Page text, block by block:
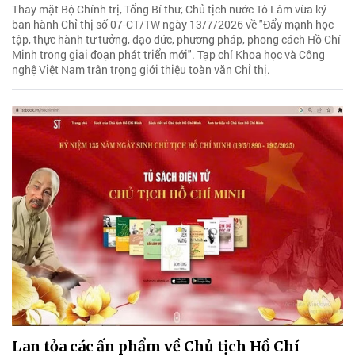
Thay mặt Bộ Chính trị, Tổng Bí thư, Chủ tịch nước Tô Lâm vừa ký
ban hành Chỉ thị số 07-CT/TW ngày 13/7/2026 về "Đẩy mạnh học
tập, thực hành tư tưởng, đạo đức, phương pháp, phong cách Hồ Chí
Minh trong giai đoạn phát triển mới". Tạp chí Khoa học và Công
nghệ Việt Nam trân trọng giới thiệu toàn văn Chỉ thị.
Lan tỏa các ấn phẩm về Chủ tịch Hồ Chí